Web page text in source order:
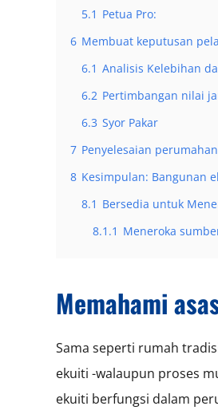
5.1 Petua Pro:
6 Membuat keputusan
6.1 Analisis Kelebihan
6.2 Pertimbangan nilai
6.3 Syor Pakar
7 Penyelesaian
8 Kesimpulan: Bangunan
8.1 Bersedia untuk
8.1.1 Meneroka
Memahami
Sama seperti rumah
ekuiti -walaupun proses
ekuiti berfungsi dalam